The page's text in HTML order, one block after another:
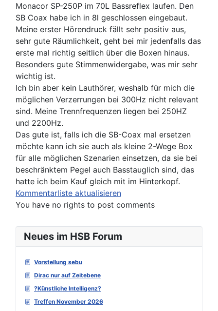
Neues im HSB Forum
Vorstellung sebu
Dirac nur auf Zeitebene
?Künstliche Intelligenz?
Treffen November 2026
Monacor SP-250P im 70L Bassreflex laufen. Den
SB Coax habe ich in 8l geschlossen eingebaut.
Meine erster Hörendruck fällt sehr positiv aus,
sehr gute Räumlichkeit, geht bei mir jedenfalls das
erste mal richtig seitlich über die Boxen hinaus.
Besonders gute Stimmenwidergabe, was mir sehr
wichtig ist.
Ich bin aber kein Lauthörer, weshalb für mich die
möglichen Verzerrungen bei 300Hz nicht relevant
sind. Meine Trennfrequenzen liegen bei 250HZ
und 2200Hz.
Das gute ist, falls ich die SB-Coax mal ersetzen
möchte kann ich sie auch als kleine 2-Wege Box
für alle möglichen Szenarien einsetzen, da sie bei
beschränktem Pegel auch Basstauglich sind, das
hatte ich beim Kauf gleich mit im Hinterkopf.
Kommentarliste aktualisieren
You have no rights to post comments